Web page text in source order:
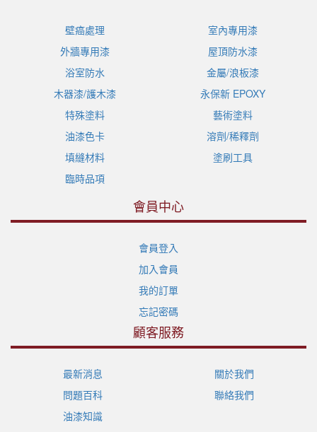
壁癌處理
室內專用漆
外牆專用漆
屋頂防水漆
浴室防水
金屬/浪板漆
木器漆/護木漆
永保新 EPOXY
特殊塗料
藝術塗料
油漆色卡
溶劑/稀釋劑
填縫材料
塗刷工具
臨時品項
會員中心
會員登入
加入會員
我的訂單
忘記密碼
顧客服務
最新消息
問題百科
油漆知識
關於我們
聯絡我們